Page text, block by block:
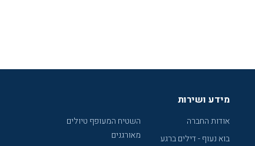
מידע ושירות
אודות החברה
בוא נעוף - דילים ברגע
השטיח המעופף טיולים
מאורגנים